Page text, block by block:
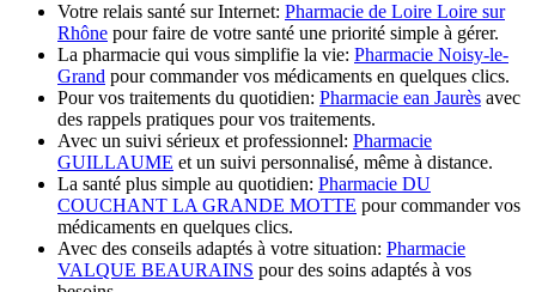
Votre relais santé sur Internet: Pharmacie de Loire Loire sur
Rhône pour faire de votre santé une priorité simple à gérer.
La pharmacie qui vous simplifie la vie: Pharmacie Noisy-le-
Grand pour commander vos médicaments en quelques clics.
Pour vos traitements du quotidien: Pharmacie ean Jaurès avec
des rappels pratiques pour vos traitements.
Avec un suivi sérieux et professionnel: Pharmacie
GUILLAUME et un suivi personnalisé, même à distance.
La santé plus simple au quotidien: Pharmacie DU
COUCHANT LA GRANDE MOTTE pour commander vos
médicaments en quelques clics.
Avec des conseils adaptés à votre situation: Pharmacie
VALQUE BEAURAINS pour des soins adaptés à vos